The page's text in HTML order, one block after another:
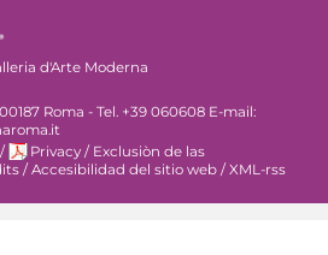
d'Arte Moderna
Roma - Tel. +39 060608 E-mail:
/ Privacy / Exclusiòn de las
/ Accesibilidad del sitio web / XML-rss